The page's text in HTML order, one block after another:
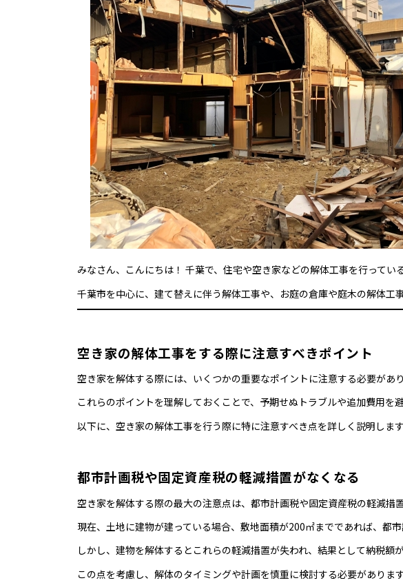
みなさん、こんにちは！ 千葉で、住宅や空き家などの解体工事を行ってい
千葉市を中心に、建て替えに伴う解体工事や、お庭の倉庫や庭木の解体工
空き家の解体工事をする際に注意すべきポイント
空き家を解体する際には、いくつかの重要なポイントに注意する必要があり
これらのポイントを理解しておくことで、予期せぬトラブルや追加費用を
以下に、空き家の解体工事を行う際に特に注意すべき点を詳しく説明します
都市計画税や固定資産税の軽減措置がなくなる
空き家を解体する際の最大の注意点は、都市計画税や固定資産税の軽減措
現在、土地に建物が建っている場合、敷地面積が200㎡までであれば、都
しかし、建物を解体するとこれらの軽減措置が失われ、結果として納税額
この点を考慮し、解体のタイミングや計画を慎重に検討する必要があります